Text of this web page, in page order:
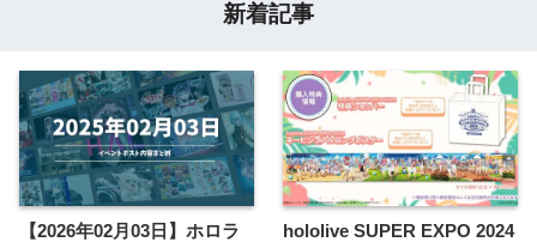
新着記事
【2026年02月03日】ホロラ hololive SUPER EXPO 2024